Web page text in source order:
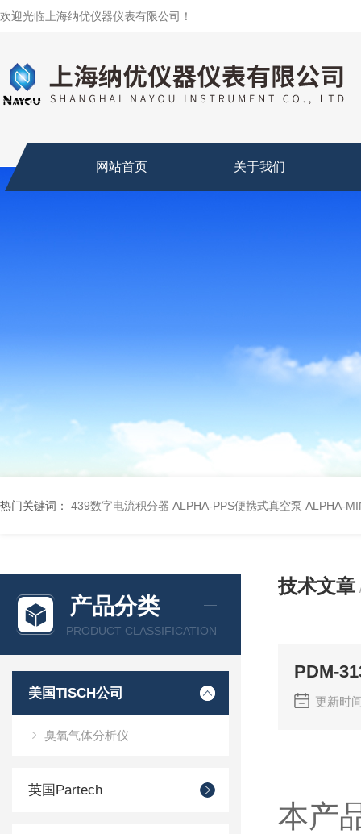
欢迎光临上海纳优仪器仪表有限公司！
网站首页 关于我们
热门关键词： 439数字电流积分器 ALPHA-PPS便携式真空泵 ALPHA-
产品分类
PRODUCT CLASSIFICATION
美国TISCH公司
臭氧气体分析仪
英国Partech
技术文章
PDM-
更新时
本产